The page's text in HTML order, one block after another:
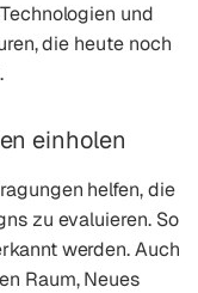
und
die heute noch
einholen
helfen, die
zu evaluieren. So
werden. Auch
Raum, Neues